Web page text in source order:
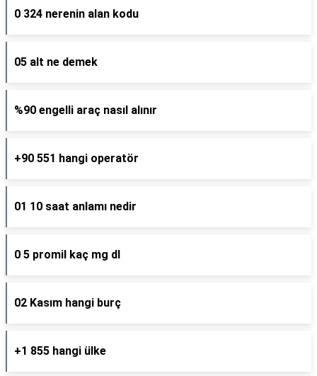
0 324 nerenin alan kodu
05 alt ne demek
%90 engelli araç nasıl alınır
+90 551 hangi operatör
01 10 saat anlamı nedir
0 5 promil kaç mg dl
02 Kasım hangi burç
+1 855 hangi ülke